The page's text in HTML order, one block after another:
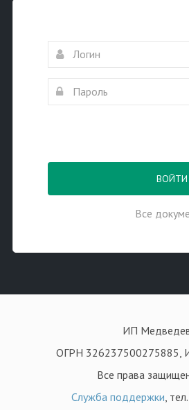
ВОЙТИ
Все
ИП
ОГРН 326237500275885,
Все права
Служба поддержки,